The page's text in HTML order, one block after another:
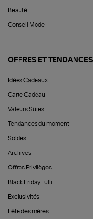
Beauté
Conseil Mode
OFFRES ET TENDANCES
Idées Cadeaux
Carte Cadeau
Valeurs Sûres
Tendances du moment
Soldes
Archives
Offres Privilèges
Black Friday Lulli
Exclusivités
Fête des mères